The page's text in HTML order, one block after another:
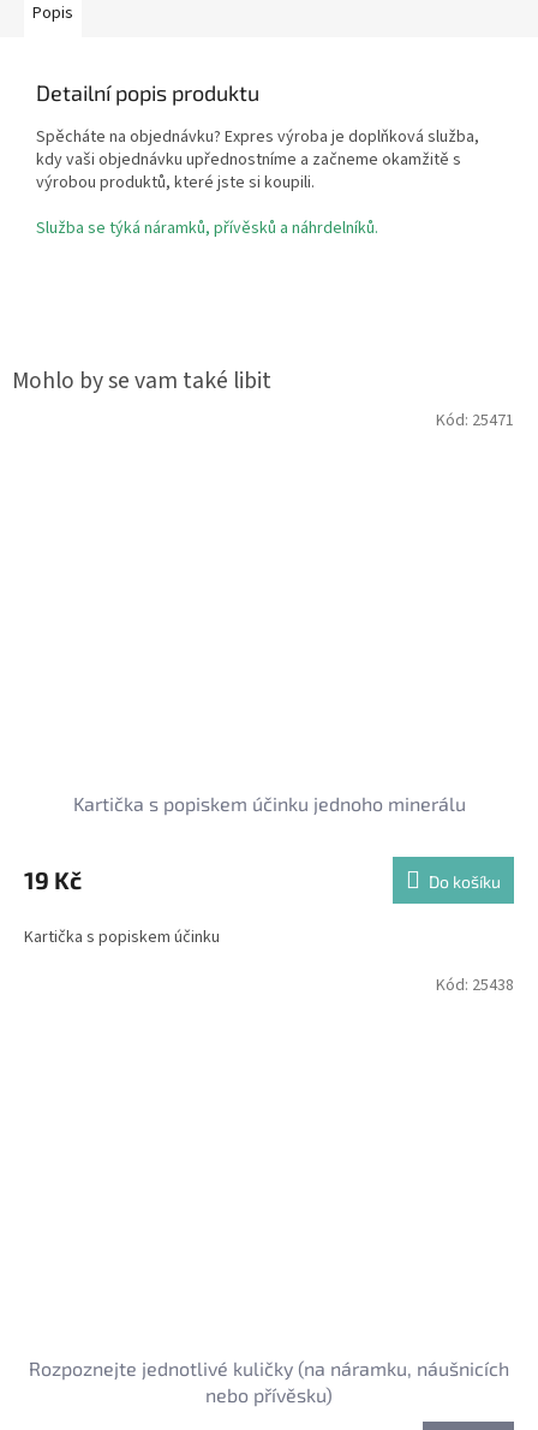
Popis
Detailní popis produktu
Spěcháte na objednávku? Expres výroba je doplňková služba,
kdy vaši objednávku upřednostníme a začneme okamžitě s
výrobou produktů, které jste si koupili.
Služba se týká náramků, přívěsků a náhrdelníků.
Kartička s popiskem účinku jednoho minerálu
19 Kč Do košíku
Kartička s popiskem účinku
Kód: 25471
Rozpoznejte jednotlivé kuličky (na náramku, náušnicích
nebo přívěsku)
Kód: 25438